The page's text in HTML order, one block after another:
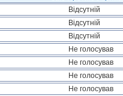
Відсутній
Відсутній
Відсутній
Не голосував
Не голосував
Не голосував
Не голосував